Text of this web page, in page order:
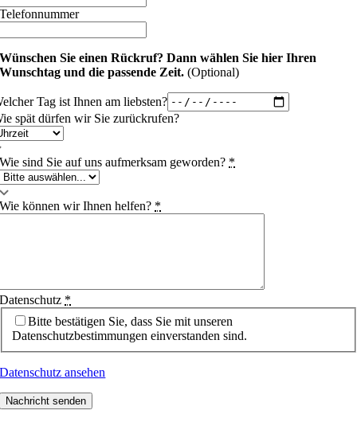
Telefonnummer
Wünschen Sie einen Rückruf? Dann wählen Sie hier Ihren
Wunschtag und die passende Zeit.(Optional)
Tag ist Ihnen am liebsten?
spät dürfen wir Sie zurückrufen?
Wie sind Sie auf uns aufmerksam geworden? *
Wie können wir Ihnen helfen? *
Datenschutz *
Bitte bestätigen Sie, dass Sie mit unseren
Datenschutzbestimmungen einverstanden sind.
Datenschutz ansehen
Nachricht senden